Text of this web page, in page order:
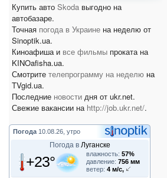
Купить авто Skoda выгодно на
автобазаре.
Точная погода в Украине на неделю от
Sinoptik.ua.
Киноафиша и все фильмы проката на
KINOafisha.ua.
Смотрите телепрограмму на неделю на
TVgid.ua.
Последние новости дня от ukr.net.
Свежие вакансии на http://job.ukr.net/.
Погода 10.08.26, утро
Погода в Луганске
+23° влажность: 57%
давление: 756 мм
ветер: 4 м/с,